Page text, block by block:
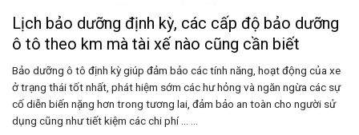
Lịch bảo dưỡng định kỳ, các cấp độ bảo dưỡng
ô tô theo km mà tài xế nào cũng cần biết
Bảo dưỡng ô tô định kỳ giúp đảm bảo các tính năng, hoạt động của xe
ở trạng thái tốt nhất, phát hiệm sớm các hư hỏng và ngăn ngừa các sự
cố diễn biến nặng hơn trong tương lai, đảm bảo an toàn cho người sử
dụng cũng như tiết kiệm các chi phí ... ...